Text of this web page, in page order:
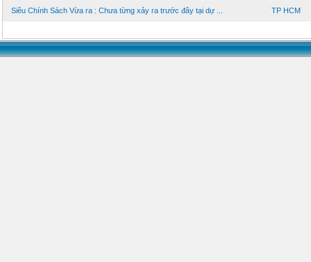
Siêu Chính Sách Vừa ra : Chưa từng xảy ra trước đây tại dự ... TP HCM